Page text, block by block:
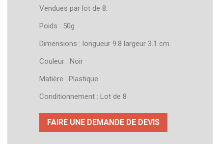
Vendues par lot de 8.
Poids : 50g
Dimensions : longueur 9.8 largeur 3.1 cm
Couleur : Noir
Matière : Plastique
Conditionnement : Lot de 8
FAIRE UNE DEMANDE DE DEVIS